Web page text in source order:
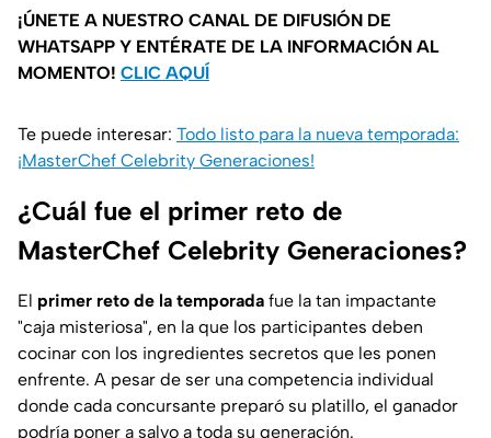
¡ÚNETE A NUESTRO CANAL DE DIFUSIÓN DE
WHATSAPP Y ENTÉRATE DE LA INFORMACIÓN AL
MOMENTO! CLIC AQUÍ
Te puede interesar: Todo listo para la nueva temporada:
¡MasterChef Celebrity Generaciones!
¿Cuál fue el primer reto de
MasterChef Celebrity Generaciones?
El primer reto de la temporada fue la tan impactante
"caja misteriosa", en la que los participantes deben
cocinar con los ingredientes secretos que les ponen
enfrente. A pesar de ser una competencia individual
donde cada concursante preparó su platillo, el ganador
podría poner a salvo a toda su generación.